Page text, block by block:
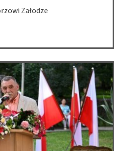
Załodze
Jurczyk ps. „Alka”